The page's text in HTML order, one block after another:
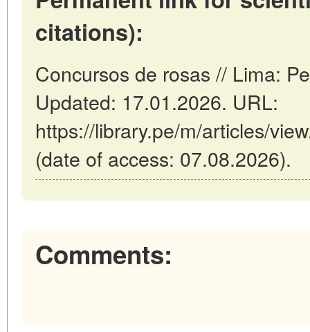
citations):
Concursos de rosas // Lima:
Updated: 17.01.2026. URL:
https://library.pe/m/articles/
(date of access: 07.08.2026).
Comments: